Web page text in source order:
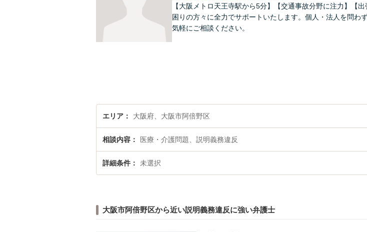
【大阪メトロ天王寺駅から5分】【交通事故分野に注力】【
困りの方々に全力でサポートいたします。個人・法人を問わ
気軽にご相談ください。
エリア 大阪府、大阪市阿倍野区
相談内容 医療・介護問題、説明義務違反
詳細条件 未選択
大阪市阿倍野区から近い説明義務違反に強い弁護士